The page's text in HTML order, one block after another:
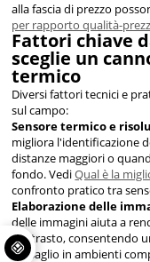
alla fascia di prezzo
per rapporto qualità-
Fattori chiave
sceglie un
termico
Diversi fattori tecnici e
sul campo:
Sensore termico e
migliora l'identificazione
distanze maggiori o
fondo. VediQual è la
confronto pratico tra
Elaborazione delle
delle immagini aiuta a
contrasto, consentendo
bersaglio in ambienti